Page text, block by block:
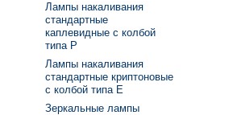
Лампы накаливания
стандартные
каплевидные с колбой
типа Р
Лампы накаливания
стандартные криптоновые
с колбой типа Е
Зеркальные лампы